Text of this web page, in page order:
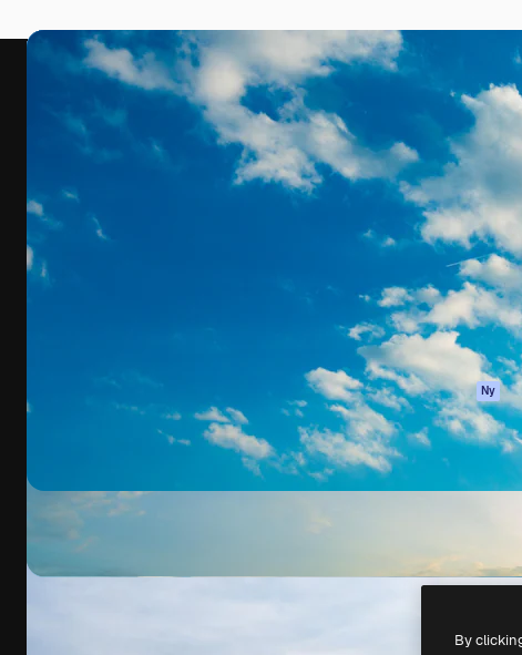
Videor
Filmmaterial
Rörlig grafik
3D-modeller
Den kreativa plattformen för att förverkliga
ditt bästa arbete. Mer än 1 miljon
Produkter
Spaces
AI-assistent
AI-
AI-
AI-
Stock-
MCP för
Claude/
Agenter Ny
API
Mobilapp
verktyg
Alla rättigheter
By